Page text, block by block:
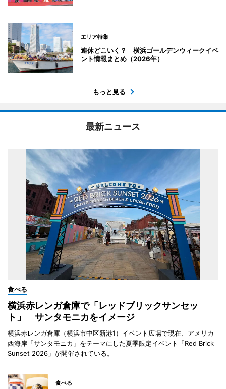
エリア特集
連休どこいく？ 横浜ゴールデンウィークイベ
ント情報まとめ（2026年）
もっと見る
最新ニュース
食べる
横浜赤レンガ倉庫で「レッドブリックサンセッ
ト」 サンタモニカをイメージ
横浜赤レンガ倉庫（横浜市中区新港1）イベント広場で現在、アメリカ
西海岸「サンタモニカ」をテーマにした夏季限定イベント「Red Brick
Sunset 2026」が開催されている。
食べる